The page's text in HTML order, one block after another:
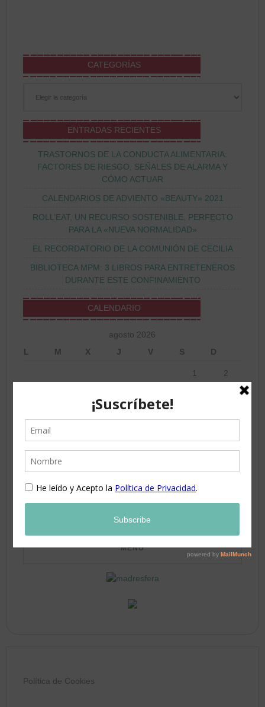
CATEGORÍAS
ENTRADAS RECIENTES
TRASTORNOS DE LA CONDUCTA ALIMENTARIA:
FACTORES DE RIESGO, SEÑALES DE ALARMA Y
CÓMO ACTUAR
CALENDARIOS DE ADVIENTO «BEAUTY» 2021
ROLL’EAT, UN RECURSO SOSTENIBLE, PERFECTO
PARA LA «NUEVA NORMALIDAD»
EL RECORDATORIO DE LA COMUNIÓN DE CECILIA
BIBLIOTECA MPM: 3 LIBROS PARA ENTRETENEROS
DURANTE ESTE CONFINAMIENTO
CALENDARIO
agosto 2026
L
M X J V S D
1 2
5
10 11 12 13 14 15 16
24 25 26 27 28 29 30
Política de Cookies